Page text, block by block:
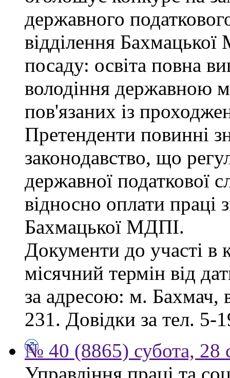
державного
відділення
посаду: освіта повна
володіння державною
пов'язаних із
Претенденти повинні
законодавство, що
державної податкової
відносно оплати праці
Бахмацької МДПІ.
Документи до участі в
місячний термін від
за адресою: м. Бахмач,
231. Довідки за тел. 5-
№ 40 (8865) субота, 28
Управління праці та